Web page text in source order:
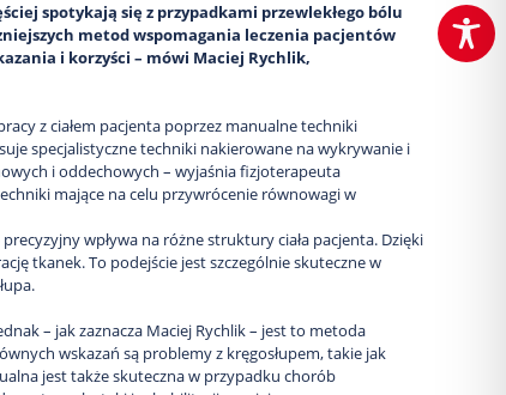
spotykają się z przypadkami przewlekłego bólu
metod wspomagania leczenia pacjentów
i korzyści – mówi Maciej Rychlik,
z ciałem pacjenta poprzez manualne techniki
specjalistyczne techniki nakierowane na wykrywanie i
i oddechowych – wyjaśnia fizjoterapeuta
mające na celu przywrócenie równowagi w
wpływa na różne struktury ciała pacjenta. Dzięki
tkanek. To podejście jest szczególnie skuteczne w
– jak zaznacza Maciej Rychlik – jest to metoda
wskazań są problemy z kręgosłupem, takie jak
jest także skuteczna w przypadku chorób